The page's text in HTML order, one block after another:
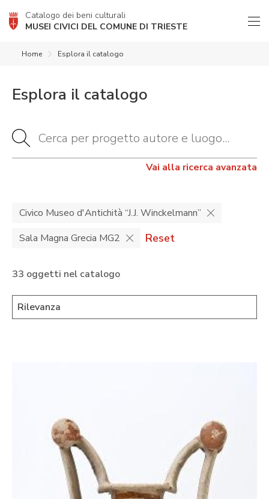
Catalogo dei beni culturali
MUSEI CIVICI DEL COMUNE DI TRIESTE
Home Esplora il catalogo
Esplora il catalogo
Vai alla ricerca avanzata
Civico Museo d'Antichità “J.J. Winckelmann”
Sala Magna Grecia MG2
Reset
33 oggetti nel catalogo